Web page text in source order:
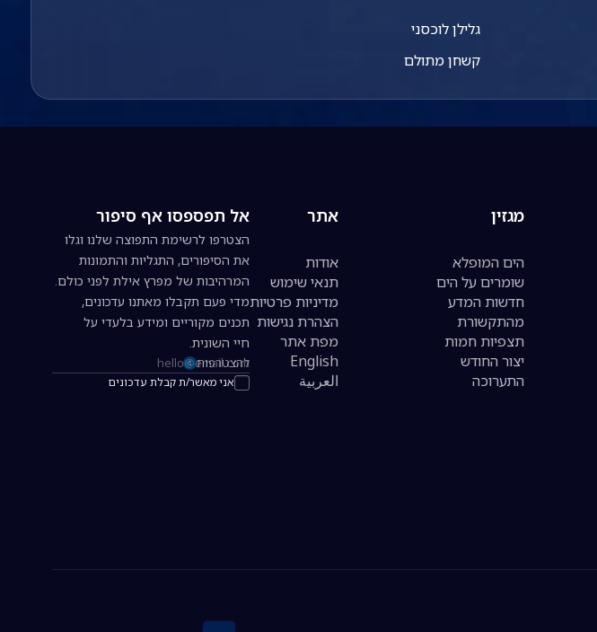
גלילן לוכסני
קשחן מתולם
מגזין
הים המופלא
שומרים על הים
חדשות המדע
מהתקשורת
תצפיות חמות
יצור החודש
התערוכה
אתר
אודות
תנאי שימוש
מדיניות פרטיות
הצהרת נגישות
מפת אתר
English
العربية
אל תפספסו אף סיפור
הצטרפו לרשימת התפוצה שלנו וגלו
את הסיפורים, התגליות והתמונות
המרהיבות של מפרץ אילת לפני כולם.
מדי פעם תקבלו מאתנו עדכונים,
תכנים מקוריים ומידע בלעדי על
חיי השונית.
כתובת אימייל להרשמה לניוזלטר
אני מאשר/ת קבלת עדכונים
להצטרפות